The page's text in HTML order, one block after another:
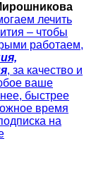
лечить
– чтобы
работаем,
, за качество и
ваше
быстрее
время
на